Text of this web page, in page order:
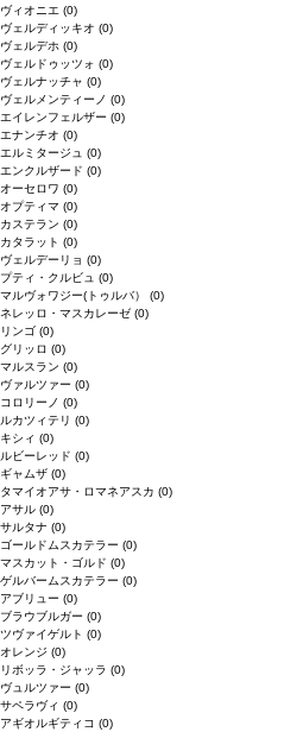
ヴィオニエ (0)
ヴェルディッキオ (0)
ヴェルデホ (0)
ヴェルドゥッツォ (0)
ヴェルナッチャ (0)
ヴェルメンティーノ (0)
エイレンフェルザー (0)
エナンチオ (0)
エルミタージュ (0)
エンクルザード (0)
オーセロワ (0)
オプティマ (0)
カステラン (0)
カタラット (0)
ヴェルデーリョ (0)
プティ・クルビュ (0)
マルヴォワジー(トゥルバ） (0)
ネレッロ・マスカレーゼ (0)
リンゴ (0)
グリッロ (0)
マルスラン (0)
ヴァルツァー (0)
コロリーノ (0)
ルカツィテリ (0)
キシィ (0)
ルビーレッド (0)
ギャムザ (0)
タマイオアサ・ロマネアスカ (0)
アサル (0)
サルタナ (0)
ゴールドムスカテラー (0)
マスカット・ゴルド (0)
ゲルバームスカテラー (0)
アブリュー (0)
ブラウブルガー (0)
ツヴァイゲルト (0)
オレンジ (0)
リボッラ・ジャッラ (0)
ヴュルツァー (0)
サペラヴィ (0)
アギオルギティコ (0)